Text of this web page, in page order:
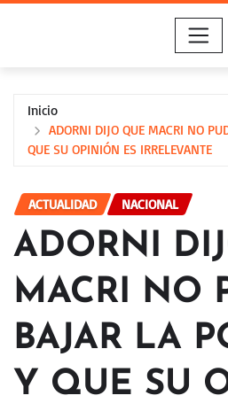
Inicio
ADORNI DIJO QUE MACRI NO
QUE SU OPINIÓN ES IRRELEVANTE
ACTUALIDAD NACIONAL
ADORNI
MACRI NO
BAJAR LA
Y QUE SU